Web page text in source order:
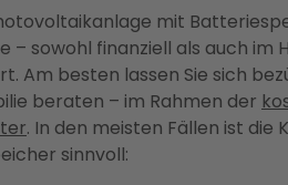
mit
– sowohl finanziell als auch im
Am besten lassen Sie sich
beraten – im Rahmen der
. In den meisten Fällen ist die
sinnvoll: